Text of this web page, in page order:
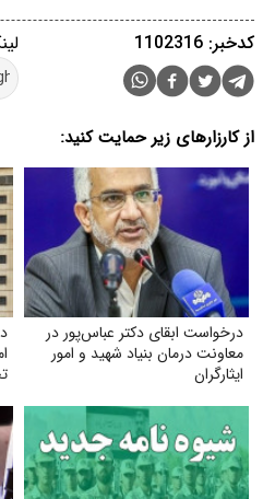
کدخبر: 1102316
از کارزارهای زیر حمایت کنید:
درخواست ابقای دکتر عباس‌پور در
معاونت درمان بنیاد شهید و امور
ایثارگران